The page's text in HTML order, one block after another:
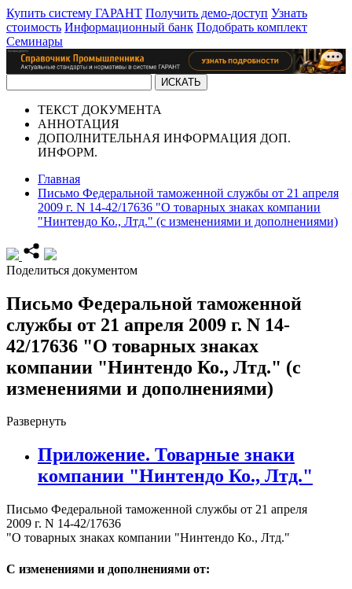
Купить систему ГАРАНТ Получить демо-доступ Узнать
стоимость Информационный банк Подобрать комплект
Семинары
ТЕКСТ ДОКУМЕНТА
АННОТАЦИЯ
ДОПОЛНИТЕЛЬНАЯ ИНФОРМАЦИЯ ДОП.
ИНФОРМ.
Главная
Письмо Федеральной таможенной службы от 21 апреля
2009 г. N 14-42/17636 "О товарных знаках компании
"Нинтендо Ко., Лтд." (с изменениями и дополнениями)
Поделиться документом
Письмо Федеральной таможенной
службы от 21 апреля 2009 г. N 14-
42/17636 "О товарных знаках
компании "Нинтендо Ко., Лтд." (с
изменениями и дополнениями)
Развернуть
Приложение. Товарные знаки
компании "Нинтендо Ко., Лтд."
Письмо Федеральной таможенной службы от 21 апреля
2009 г. N 14-42/17636
"О товарных знаках компании "Нинтендо Ко., Лтд."
С изменениями и дополнениями от: